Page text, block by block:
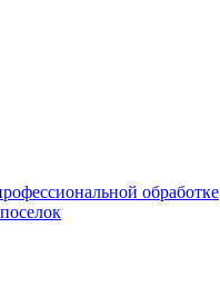
обработке